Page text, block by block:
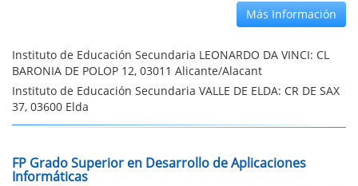
Más Información
Instituto de Educación Secundaria LEONARDO DA VINCI: CL
BARONIA DE POLOP 12, 03011 Alicante/Alacant
Instituto de Educación Secundaria VALLE DE ELDA: CR DE SAX
37, 03600 Elda
FP Grado Superior en Desarrollo de Aplicaciones
Informáticas